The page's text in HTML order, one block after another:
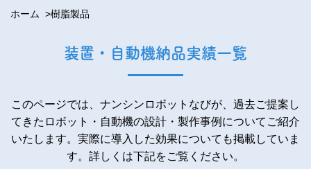
ホーム 樹脂製品
装置・自動機納品実績一覧
このページでは、ナンシンロボットなびが、過去ご提案し
てきたロボット・自動機の設計・製作事例についてご紹介
いたします。実際に導入した効果についても掲載していま
す。詳しくは下記をご覧ください。